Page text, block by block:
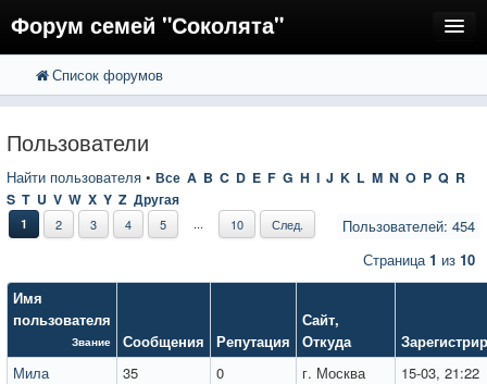
Форум семей "Соколята"
FAQ
Вход
Список форумов
Пользователи
Найти пользователя • Все A B C D E F G H I J K L M N O P Q R
S T U V W X Y Z Другая
Пользователей: 454
1 2 3 4 5 ... 10 След.
Страница1 из 10
Имя
пользователя
Звание Сообщения Репутация
Сайт,
Откуда
Мила
35 0 г. Москва
15-03, 21:22